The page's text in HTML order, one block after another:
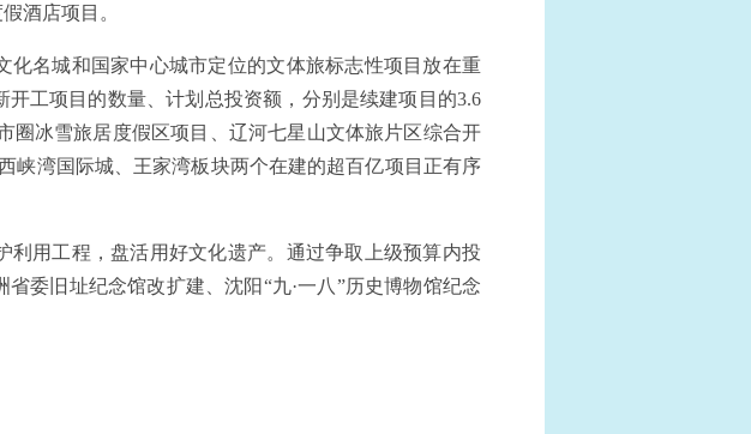
酒店项目。
名城和国家中心城市定位的文体旅标志性项目放在重
工项目的数量、计划总投资额，分别是续建项目的3.6
圈冰雪旅居度假区项目、辽河七星山文体旅片区综合开
峡湾国际城、王家湾板块两个在建的超百亿项目正有序
用工程，盘活用好文化遗产。通过争取上级预算内投
委旧址纪念馆改扩建、沈阳“九·一八”历史博物馆纪念